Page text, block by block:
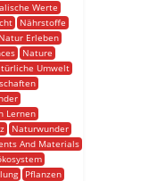
Werte
Nährstoffe
Natur Erleben
Nature
Umwelt
Lernen
Naturwunder
And Materials
Pflanzen